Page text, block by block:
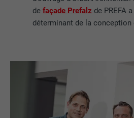
defaçade Prefalz de PREFA
déterminant de la